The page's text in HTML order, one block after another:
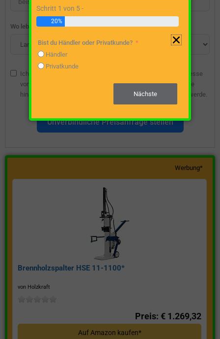
Wo lebst du?
Ich bin damit einverstanden, dass die angegebene E-Mail-Adresse
vom Webseitenbetreiber gespeichert wird, damit ich über diese
hinsichtlich eines unverbindlichen Preisangebots kontaktiert werde.
Unverbindliche Preisanfrage stellen
Werbung*
Brennholzspalter HSE 11-1100*
von Holzkraft
Preis: € 1.269,32
Auf Amazon kaufen*
Schritt 1 von 5 -
20%
Bist du Händler oder Privatkunde?
Händler
Privatkunde
Nächste